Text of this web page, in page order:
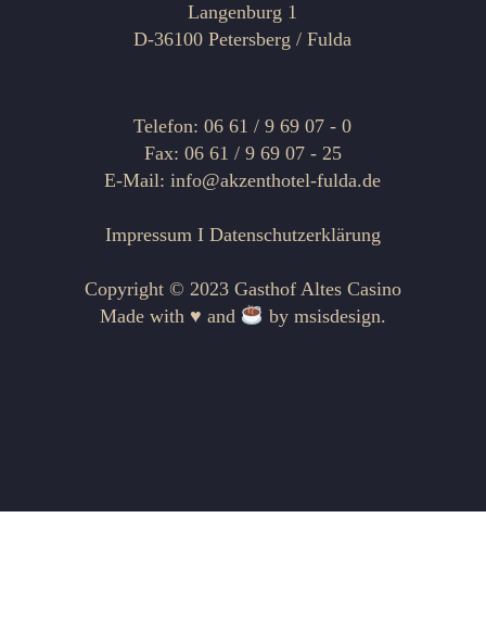
Langenburg 1
D-36100 Petersberg / Fulda
Telefon: 06 61 / 9 69 07 - 0
Fax: 06 61 / 9 69 07 - 25
E-Mail: info@akzenthotel-fulda.de
ImpressumI Datenschutzerklärung
Copyright © 2023 Gasthof Altes Casino
Made with ♥ and
by msisdesign.